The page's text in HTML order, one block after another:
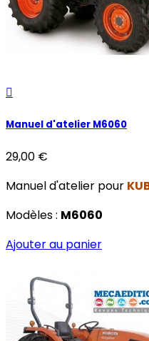

Manuel d'atelier M6060
29,00 €
Manuel d'atelier pour
Modèles : M6060
Ajouter au panier